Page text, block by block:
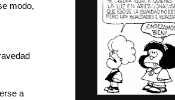
modo,
a